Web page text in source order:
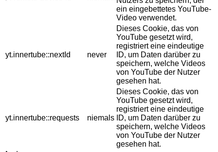
ein eingebettetes YouTube-
Video verwendet.
yt.innertube::nextId never
Dieses Cookie, das von
YouTube gesetzt wird,
registriert eine eindeutige
ID, um Daten darüber zu
speichern, welche Videos
von YouTube der Nutzer
gesehen hat.
yt.innertube::requests niemals
Dieses Cookie, das von
YouTube gesetzt wird,
registriert eine eindeutige
ID, um Daten darüber zu
speichern, welche Videos
von YouTube der Nutzer
gesehen hat.